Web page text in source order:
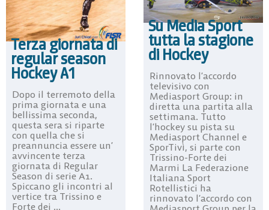
Terza giornata di
regular season
Hockey A1
Dopo il terremoto della
prima giornata e una
bellissima seconda,
questa sera si riparte
con quella che si
preannuncia essere un’
avvincente terza
giornata di Regular
Season di serie A1.
Spiccano gli incontri al
vertice tra Trissino e
Forte dei ...
Su Media Sport
tutta la stagione
di Hockey
Rinnovato l’accordo
televisivo con
Mediasport Group: in
diretta una partita alla
settimana. Tutto
l’hockey su pista su
Mediasport Channel e
SporTivì, si parte con
Trissino-Forte dei
Marmi La Federazione
Italiana Sport
Rotellistici ha
rinnovato l’accordo con